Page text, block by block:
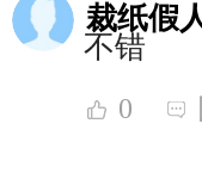
裁纸假
不错
0